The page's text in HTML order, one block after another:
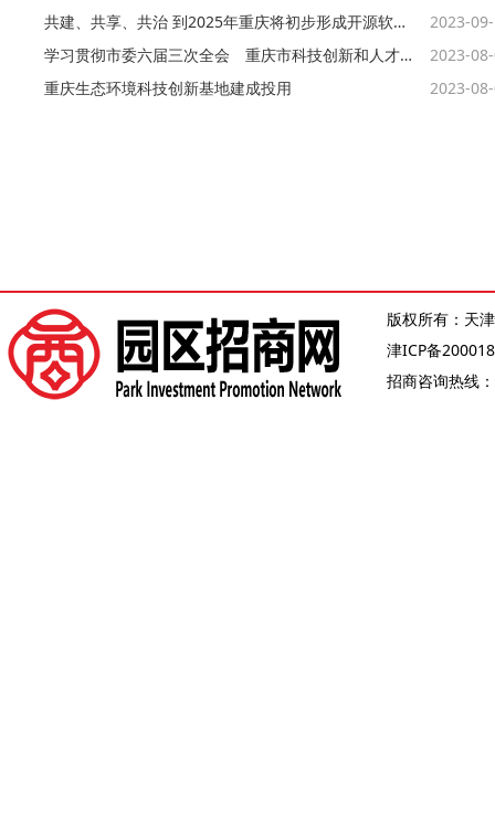
共建、共享、共治 到2025年重庆将初步形成开源软件生态
2023-
学习贯彻市委六届三次全会 重庆市科技创新和人才工作大会精神
2023-
重庆生态环境科技创新基地建成投用
2023-
版权所有：天
津ICP备
招商咨询热线：